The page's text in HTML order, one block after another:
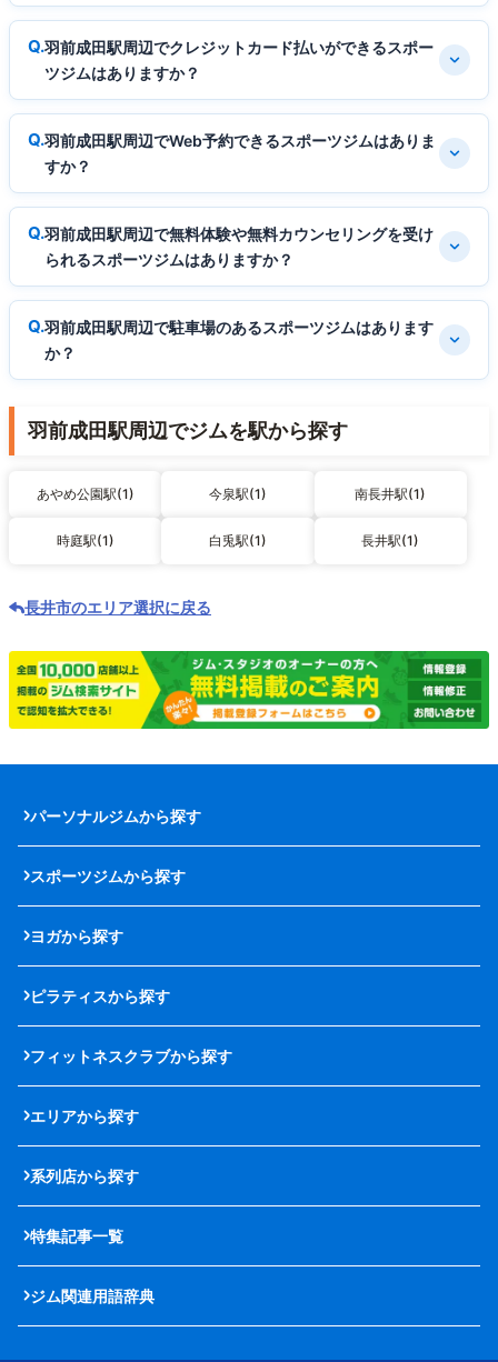
羽前成田駅周辺でクレジットカード払いができるスポー
ツジムはありますか？
羽前成田駅周辺でWeb予約できるスポーツジムはありま
すか？
羽前成田駅周辺で無料体験や無料カウンセリングを受け
られるスポーツジムはありますか？
羽前成田駅周辺で駐車場のあるスポーツジムはあります
か？
羽前成田駅周辺でジムを駅から探す
あやめ公園駅(1) 今泉駅(1) 南長井駅(1)
時庭駅(1) 白兎駅(1) 長井駅(1)
長井市のエリア選択に戻る
パーソナルジムから探す
スポーツジムから探す
ヨガから探す
ピラティスから探す
フィットネスクラブから探す
エリアから探す
系列店から探す
特集記事一覧
ジム関連用語辞典